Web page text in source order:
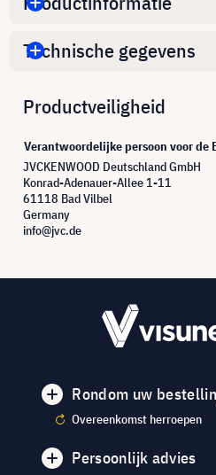
Technische gegevens
Productveiligheid
Verantwoordelijke persoon voor de
JVCKENWOOD Deutschland GmbH
Konrad-Adenauer-Allee 1-11
61118 Bad Vilbel
Germany
info@jvc.de
Rondom uw
Overeenkomst herroepen
Persoonlijk advies